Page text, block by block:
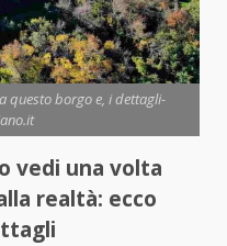
questo borgo e, i dettagli-
vedi una volta
realtà: ecco